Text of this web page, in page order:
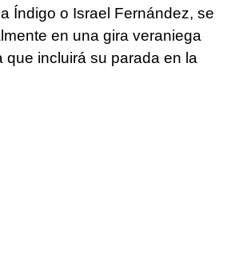
Índigo o Israel Fernández, se
en una gira veraniega
que incluirá su parada en la